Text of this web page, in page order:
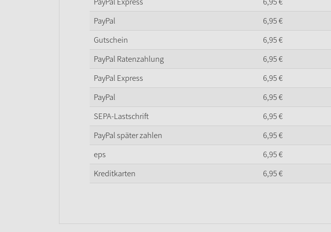
PayPal
6,95€
Gutschein
6,95€
PayPal Ratenzahlung
6,95€
PayPal Express
6,95€
PayPal
6,95€
SEPA-Lastschrift
6,95€
PayPal später zahlen
6,95€
eps
6,95€
Kreditkarten
6,95€